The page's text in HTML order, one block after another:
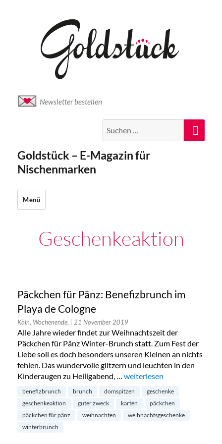
Newsletter bestellen
nach:
Goldstück – E-Magazin für
Nischenmarken
Menü
Geschenkeaktion
Päckchen für Pänz: Benefizbrunch im
Playa de Cologne
Köln, Wochenende, | 21 November 2019
Alle Jahre wieder findet zur Weihnachtszeit der
Päckchen für Pänz Winter-Brunch statt. Zum Fest der
Liebe soll es doch besonders unseren Kleinen an nichts
fehlen. Das wundervolle glitzern und leuchten in den
Kinderaugen zu Heiligabend, … „Päckchen für Pänz:
weiterlesen
benefizbrunch brunch domspitzen
geschenke
geschenkeaktion
guter zweck karten
päckchen
päckchen für pänz
weihnachten
weihnachtsgeschenke
winterbrunch